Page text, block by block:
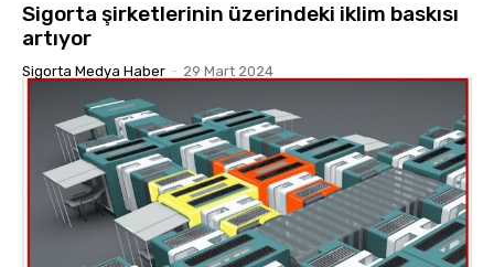
Sigorta şirketlerinin üzerindeki iklim baskısı
artıyor
Sigorta Medya Haber - 29 Mart 2024